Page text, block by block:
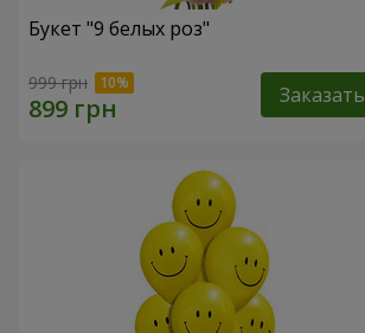
Букет "9 белых роз"
999 грн Заказать